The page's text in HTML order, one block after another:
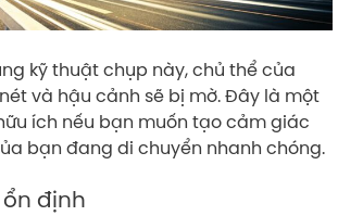
kỹ thuật chụp này, chủ thể của
và hậu cảnh sẽ bị mờ. Đây là một
ích nếu bạn muốn tạo cảm giác
bạn đang di chuyển nhanh chóng.
định